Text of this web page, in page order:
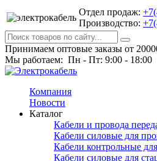
Отдел продаж:
Производство:
Принимаем оптовые заказы от
Мы работаем: Пн - Пт: 9:00 - 18:00
Компания
Новости
Каталог
Кабели и провода
Кабели силовые для
Кабели контрольные
Кабели силовые для